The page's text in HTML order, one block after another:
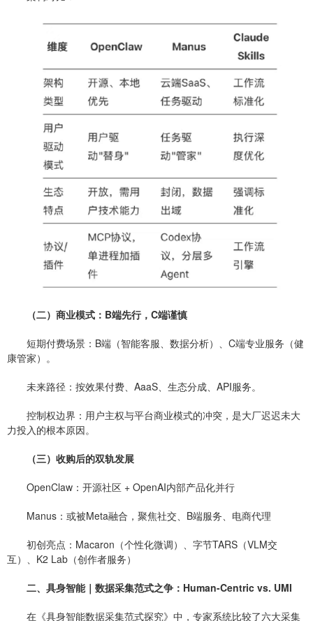
（二）商业模式：B端先行，C端谨慎
短期付费场景：B端（智能客服、数据分析）、C端专业服务（健
康管家）。
未来路径：按效果付费、AaaS、生态分成、API服务。
控制权边界：用户主权与平台商业模式的冲突，是大厂迟迟未大
力投入的根本原因。
（三）收购后的双轨发展
OpenClaw：开源社区 + OpenAI内部产品化并行
Manus：或被Meta融合，聚焦社交、B端服务、电商代理
初创亮点：Macaron（个性化微调）、字节TARS（VLM交
互）、K2 Lab（创作者服务）
二、具身智能｜数据采集范式之争：Human-Centric vs. UMI
在《具身智能数据采集范式探究》中，专家系统比较了六大采集